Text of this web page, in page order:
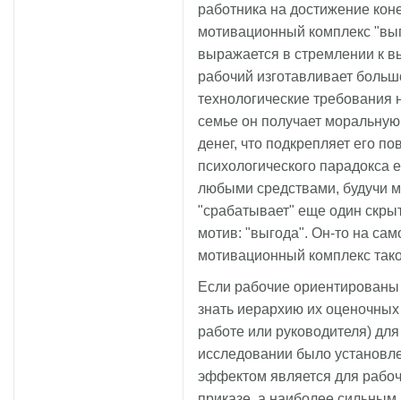
работника на достижение
мотивационный комплекс
выражается в стремлении к
рабочий изготавливает
технологические
семье он получает
денег, что подкрепляет его
психологического парадокса
любыми средствами, будучи
"срабатывает" еще один
мотив: "выгода". Он-то на
мотивационный комплекс
Если рабочие ориентированы
знать иерархию их
работе или руководителя)
исследовании было
эффектом является для